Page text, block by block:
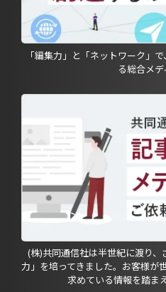
「編集力」と「ネットワーク」
る総合メ
(株)共同通信社は半世紀に渡り
力」を培ってきました。お客様が
求めている情報を踏ま